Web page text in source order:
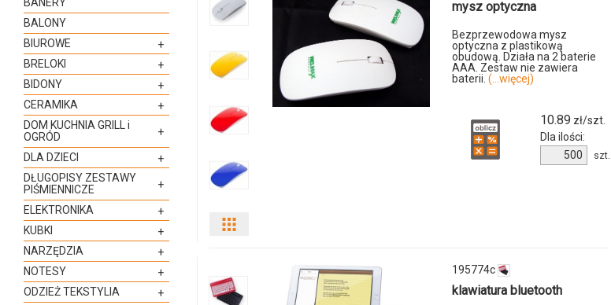
BALONY
BIUROWE
+
BRELOKI
+
BIDONY
+
CERAMIKA
+
DOM KUCHNIA GRILL i
OGRÓD
+
DLA DZIECI
+
DŁUGOPISY ZESTAWY
PIŚMIENNICZE
+
ELEKTRONIKA
+
KUBKI
+
NARZĘDZIA
+
NOTESY
+
ODZIEŻ TEKSTYLIA
+
Pokaż
i
mysz optyczna
Bezprzewodowa mysz
optyczna z plastikową
obudową. Działa na 2 baterie
AAA. Zestaw nie zawiera
baterii.(...więcej)
10.89 zł/szt.
Dla ilości:
produktu
szt.
195774c
klawiatura bluetooth